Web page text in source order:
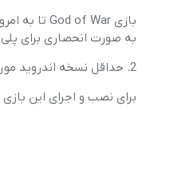
به صورت انحصاری برای
2. حداقل نسخه اندروید مورد نیاز برای بازی God of War چند است؟
برای نصب و اجرای این بازی در سیستم